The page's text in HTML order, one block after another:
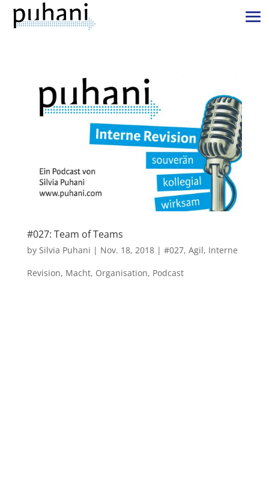
#027: Team of Teams
by Silvia Puhani | Nov. 18, 2018| #027, Agil, Interne
Revision, Macht, Organisation, Podcast